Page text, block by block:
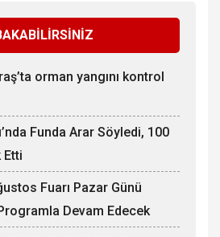
orman yangını kontrol
Funda Arar Söyledi, 100
Etti
Fuarı Pazar Günü
Devam Edecek